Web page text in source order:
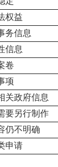
权益
务信息
信息
卷
项
关政府信息
要另行制作
仍不明确
申请